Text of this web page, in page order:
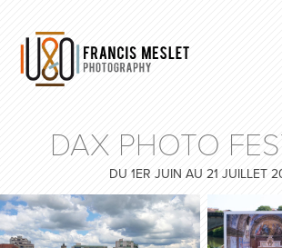
DAX PHOTO
DU 1ER JUIN AU 21 JUILLET